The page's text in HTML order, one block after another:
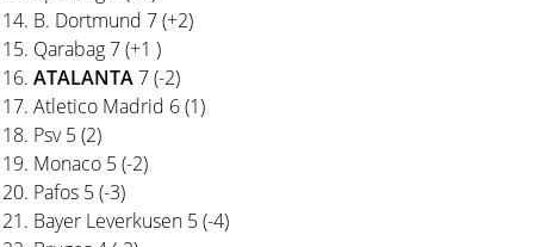
B. Dortmund 7 (+2)
Qarabag 7 (+1 )
ATALANTA7 (-2)
Atletico Madrid 6 (1)
Psv 5 (2)
Monaco 5 (-2)
Pafos 5 (-3)
Bayer Leverkusen 5 (-4)